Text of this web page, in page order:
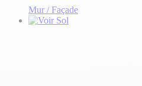
Mur / Façade